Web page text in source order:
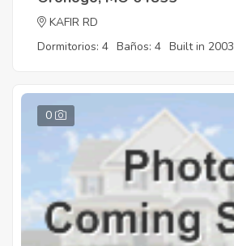
KAFIR RD
Dormitorios: 4 Baños: 4 Built in 2003
0